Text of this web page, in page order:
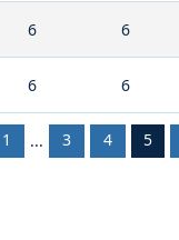
6 6
6 6
1 ... 3 4 5